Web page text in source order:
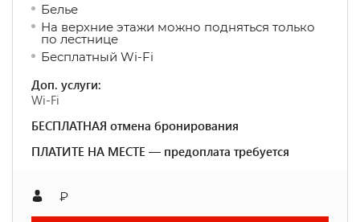
Белье
На верхние этажи можно подняться только
по лестнице
Бесплатный Wi-Fi
Доп. услуги:
Wi-Fi
БЕСПЛАТНАЯ отмена бронирования
ПЛАТИТЕ НА МЕСТЕ — предоплата требуется
₽